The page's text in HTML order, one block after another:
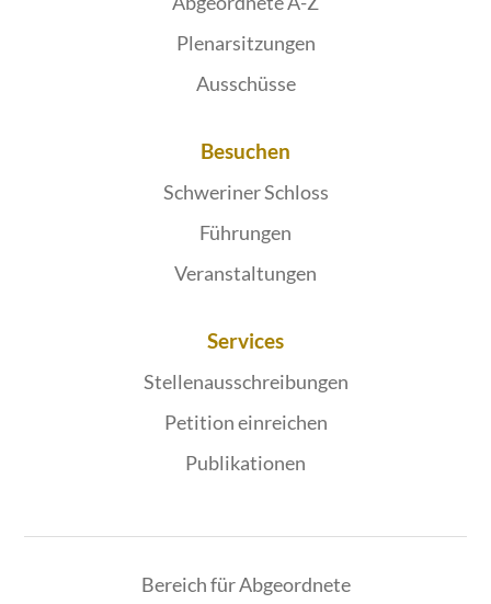
Plenarsitzungen
Ausschüsse
Besuchen
Schweriner Schloss
Führungen
Veranstaltungen
Services
Stellenausschreibungen
Petition einreichen
Publikationen
Bereich für Abgeordnete